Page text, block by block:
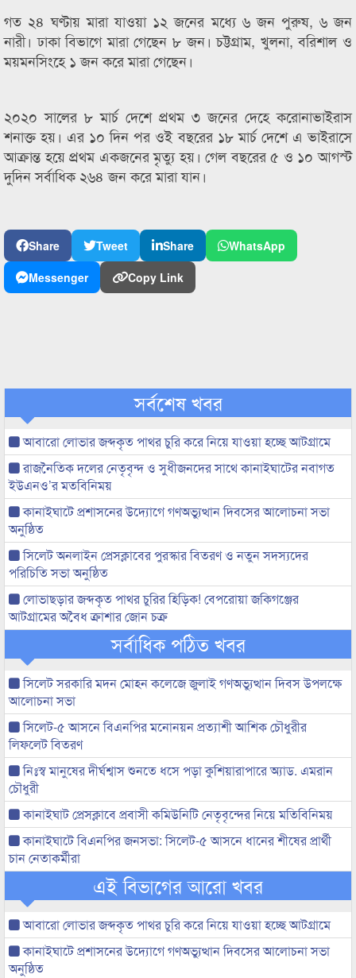
গত ২৪ ঘণ্টায় মারা যাওয়া ১২ জনের মধ্যে ৬ জন পুরুষ, ৬ জন
নারী। ঢাকা বিভাগে মারা গেছেন ৮ জন। চট্টগ্রাম, খুলনা, বরিশাল ও
ময়মনসিংহে ১ জন করে মারা গেছেন।
২০২০ সালের ৮ মার্চ দেশে প্রথম ৩ জনের দেহে করোনাভাইরাস
শনাক্ত হয়। এর ১০ দিন পর ওই বছরের ১৮ মার্চ দেশে এ ভাইরাসে
আক্রান্ত হয়ে প্রথম একজনের মৃত্যু হয়। গেল বছরের ৫ ও ১০ আগস্ট
দুদিন সর্বাধিক ২৬৪ জন করে মারা যান।
Share Tweet Share
WhatsApp
Messenger
Copy Link
সর্বশেষ খবর
আবারো লোভার জব্দকৃত পাথর চুরি করে নিয়ে যাওয়া হচ্ছে আটগ্রামে
রাজনৈতিক দলের নেতৃবৃন্দ ও সুধীজনদের সাথে কানাইঘাটের নবাগত
ইউএনও’র মতবিনিময়
কানাইঘাটে প্রশাসনের উদ্যোগে গণঅভ্যুত্থান দিবসের আলোচনা সভা
অনুষ্ঠিত
সিলেট অনলাইন প্রেসক্লাবের পুরস্কার বিতরণ ও নতুন সদস্যদের
পরিচিতি সভা অনুষ্ঠিত
লোভাছড়ার জব্দকৃত পাথর চুরির হিড়িক! বেপরোয়া জকিগঞ্জের
আটগ্রামের অবৈধ ক্রাশার জোন চক্র
সর্বাধিক পঠিত খবর
সিলেট সরকারি মদন মোহন কলেজে জুলাই গণঅভ্যুত্থান দিবস উপলক্ষে
আলোচনা সভা
সিলেট-৫ আসনে বিএনপির মনোনয়ন প্রত্যাশী আশিক চৌধুরীর
লিফলেট বিতরণ
নিঃস্ব মানুষের দীর্ঘশ্বাস শুনতে ধসে পড়া কুশিয়ারাপারে অ্যাড. এমরান
চৌধুরী
কানাইঘাট প্রেসক্লাবে প্রবাসী কমিউনিটি নেতৃবৃন্দের নিয়ে মতিবিনিময়
কানাইঘাটে বিএনপির জনসভা: সিলেট-৫ আসনে ধানের শীষের প্রার্থী
চান নেতাকর্মীরা
এই বিভাগের আরো খবর
আবারো লোভার জব্দকৃত পাথর চুরি করে নিয়ে যাওয়া হচ্ছে আটগ্রামে
কানাইঘাটে প্রশাসনের উদ্যোগে গণঅভ্যুত্থান দিবসের আলোচনা সভা
অনুষ্ঠিত